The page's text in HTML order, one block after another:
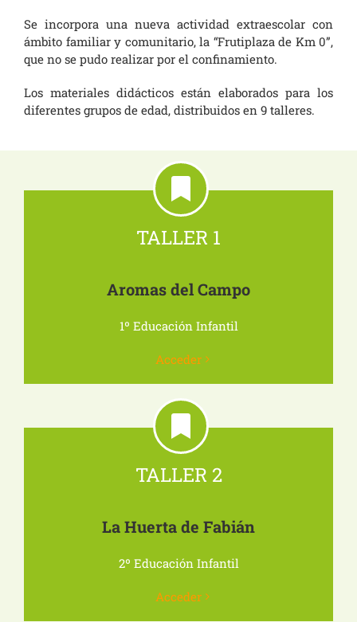
Se incorpora una nueva actividad extraescolar con
ámbito familiar y comunitario, la “Frutiplaza de Km 0”,
que no se pudo realizar por el confinamiento.
Los materiales didácticos están elaborados para los
diferentes grupos de edad, distribuidos en 9 talleres.
TALLER 1
Aromas del Campo
1º Educación Infantil
Acceder
TALLER 2
La Huerta de Fabián
2º Educación Infantil
Acceder